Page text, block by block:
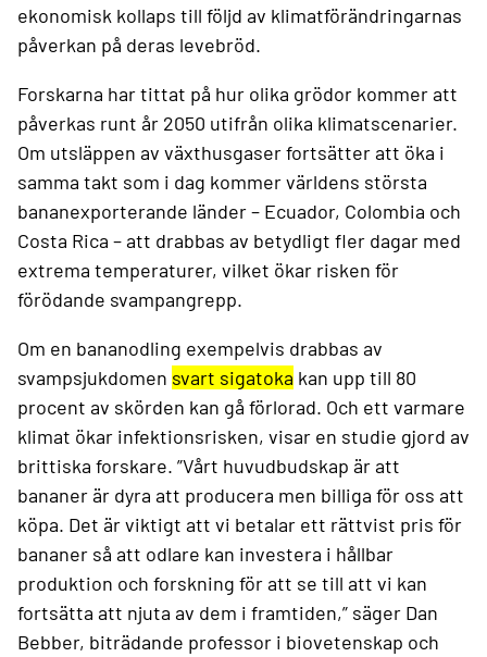
ekonomisk kollaps till följd av klimatförändringarnas
påverkan på deras levebröd.
Forskarna har tittat på hur olika grödor kommer att
påverkas runt år 2050 utifrån olika klimatscenarier.
Om utsläppen av växthusgaser fortsätter att öka i
samma takt som i dag kommer världens största
bananexporterande länder – Ecuador, Colombia och
Costa Rica – att drabbas av betydligt fler dagar med
extrema temperaturer, vilket ökar risken för
förödande svampangrepp.
Om en bananodling exempelvis drabbas av
svampsjukdomen svart sigatoka kan upp till 80
procent av skörden kan gå förlorad. Och ett varmare
klimat ökar infektionsrisken, visar en studie gjord av
brittiska forskare. ”Vårt huvudbudskap är att
bananer är dyra att producera men billiga för oss att
köpa. Det är viktigt att vi betalar ett rättvist pris för
bananer så att odlare kan investera i hållbar
produktion och forskning för att se till att vi kan
fortsätta att njuta av dem i framtiden,” säger Dan
Bebber, biträdande professor i biovetenskap och